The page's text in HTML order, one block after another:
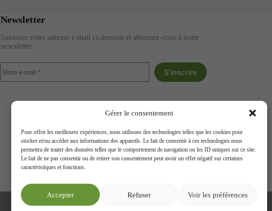
Gérer le consentement
Pour offrir les meilleures expériences, nous utilisons des technologies telles que les cookies pour
stocker et/ou accéder aux informations des appareils. Le fait de consentir à ces technologies nous
permettra de traiter des données telles que le comportement de navigation ou les ID uniques sur ce site.
Le fait de ne pas consentir ou de retirer son consentement peut avoir un effet négatif sur certaines
caractéristiques et fonctions.
Accepter Refuser Voir les préférences
Newsletter
Saisissez votre adresse e-mail ci-dessous et abonnez-vous à notre
newsletter
S’inscrire